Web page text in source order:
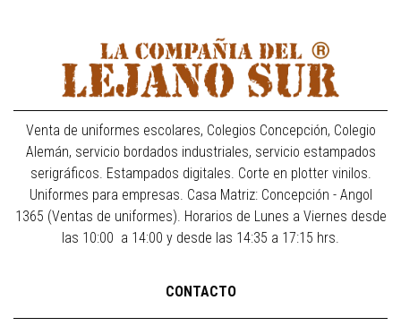
Venta de uniformes escolares, Colegios Concepción, Colegio
Alemán, servicio bordados industriales, servicio estampados
serigráficos. Estampados digitales. Corte en plotter vinilos.
Uniformes para empresas. Casa Matriz: Concepción - Angol
1365 (Ventas de uniformes). Horarios de Lunes a Viernes desde
las 10:00 a 14:00 y desde las 14:35 a 17:15 hrs.
CONTACTO